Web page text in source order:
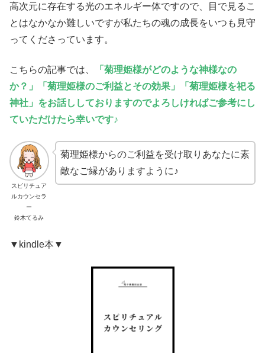
高次元に存在する光のエネルギー体ですので、目で見るこ
とはなかなか難しいですが私たちの魂の成長をいつも見守
ってくださっています。
こちらの記事では、
「菊理姫様がどのような神様なの
か？」「菊理姫様のご利益とその効果」「菊理姫様を祀る
神社」をお話ししておりますのでよろしければご参考にし
ていただけたら幸いです♪
スピリチュア
ルカウンセラ
ー
鈴木てるみ
菊理姫様からのご利益を受け取りあなたに素
敵なご縁がありますように♪
▼kindle本▼